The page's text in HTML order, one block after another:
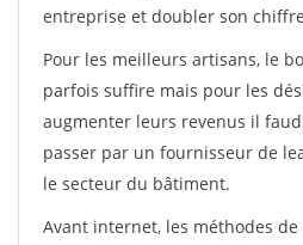
entreprise et doubler son
Pour les meilleurs artisans, le
parfois suffire mais pour les
augmenter leurs revenus il
passer par un fournisseur de
le secteur du bâtiment.
Avant internet, les méthodes